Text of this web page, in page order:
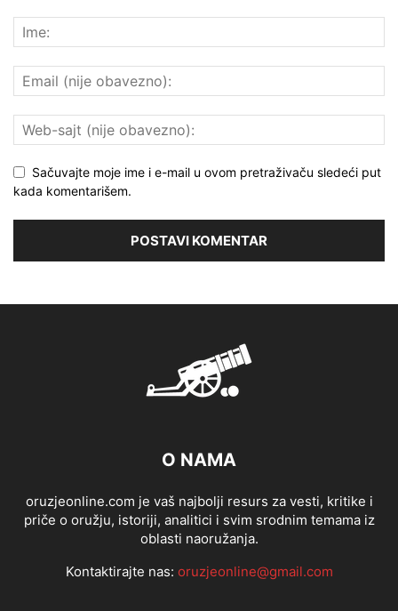
Sačuvajte moje ime i e-mail u ovom pretraživaču sledeći put
kada komentarišem.
O NAMA
oruzjeonline.com je vaš najbolji resurs za vesti, kritike i
priče o oružju, istoriji, analitici i svim srodnim temama iz
oblasti naoružanja.
Kontaktirajte nas: oruzjeonline@gmail.com